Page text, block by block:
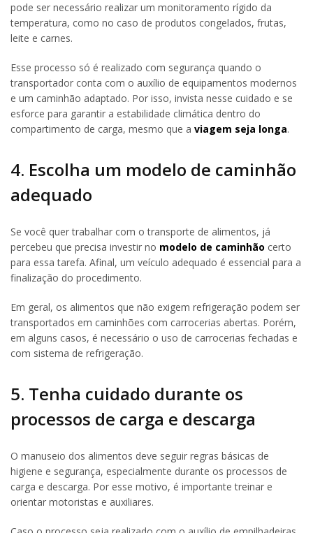
pode ser necessário realizar um monitoramento rígido da
temperatura, como no caso de produtos congelados, frutas,
leite e carnes.
Esse processo só é realizado com segurança quando o
transportador conta com o auxílio de equipamentos modernos
e um caminhão adaptado. Por isso, invista nesse cuidado e se
esforce para garantir a estabilidade climática dentro do
compartimento de carga, mesmo que a viagem seja longa.
4. Escolha um modelo de caminhão
adequado
Se você quer trabalhar com o transporte de alimentos, já
percebeu que precisa investir no modelo de caminhão certo
para essa tarefa. Afinal, um veículo adequado é essencial para a
finalização do procedimento.
Em geral, os alimentos que não exigem refrigeração podem ser
transportados em caminhões com carrocerias abertas. Porém,
em alguns casos, é necessário o uso de carrocerias fechadas e
com sistema de refrigeração.
5. Tenha cuidado durante os
processos de carga e descarga
O manuseio dos alimentos deve seguir regras básicas de
higiene e segurança, especialmente durante os processos de
carga e descarga. Por esse motivo, é importante treinar e
orientar motoristas e auxiliares.